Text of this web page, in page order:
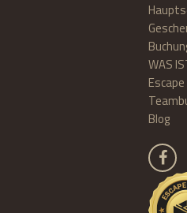
WAS
Blog